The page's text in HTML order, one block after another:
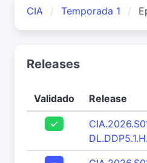
CIA Temporada 1
Releases
Validado Release